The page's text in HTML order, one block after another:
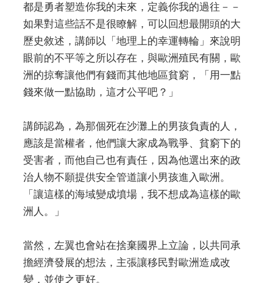
都是勇者塑造你我的未來，定義你我的過往－－
如果對這些話不是很瞭解，可以回想最開頭的大
歷史敘述，講師以「地理上的幸運轉輪」來說明
眼前的不平等之所以存在，與歐洲殖民有關，歐
洲的掠奪讓他們有錢而其他地區貧窮，「用一點
錢來做一點協助，這才公平吧？」
講師認為，為那個死在沙灘上的男孩負責的人，
應該是當權者，他們讓大家成為戰爭、貧窮下的
受害者，而他自己也有責任，因為他選出來的政
治人物不願提供安全管道讓小男孩進入歐洲。
「讓這樣的海域變成墳場，我不想成為這樣的歐
洲人。」
當然，左翼也會站在捨棄國界上立論，以共同承
擔經濟發展的想法，主張讓移民對歐洲造成改
變，並使之更好。